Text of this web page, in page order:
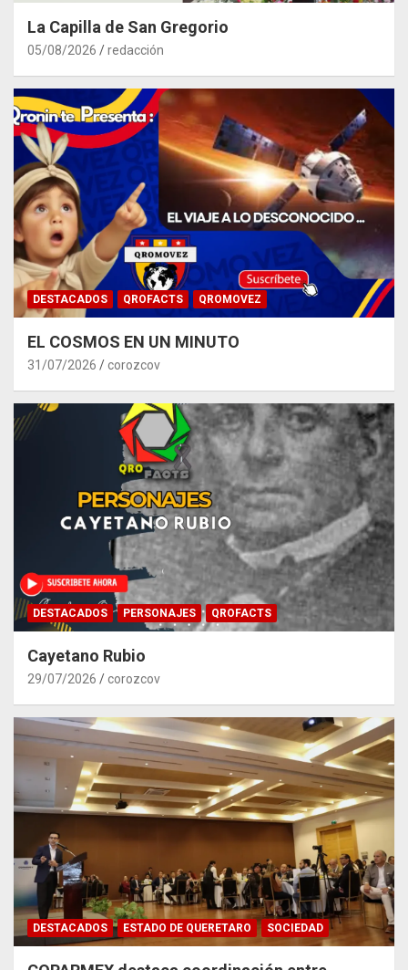
La Capilla de San Gregorio
05/08/2026 redacción
DESTACADOS QROFACTS QROMOVEZ
EL COSMOS EN UN MINUTO
31/07/2026 corozcov
DESTACADOS PERSONAJES QROFACTS
Cayetano Rubio
29/07/2026 corozcov
DESTACADOS ESTADO DE QUERETARO SOCIEDAD